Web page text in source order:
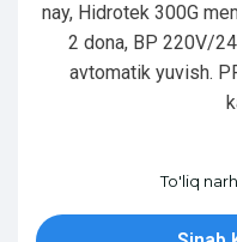
nay, Hidrotek 300G
2 dona, BP 220V/
avtomatik yuvish.
To'liq